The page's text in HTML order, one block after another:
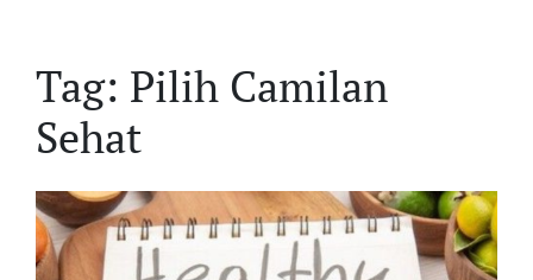
Tag: Pilih Camilan
Sehat